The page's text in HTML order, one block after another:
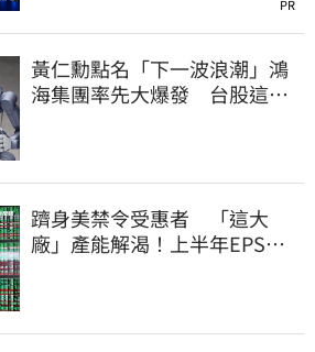
PR
黃仁勳點名「下一波浪潮」鴻
海集團率先大爆發 台股這族
躋身美禁令受惠者 「這大
廠」產能解渴！上半年EPS衝